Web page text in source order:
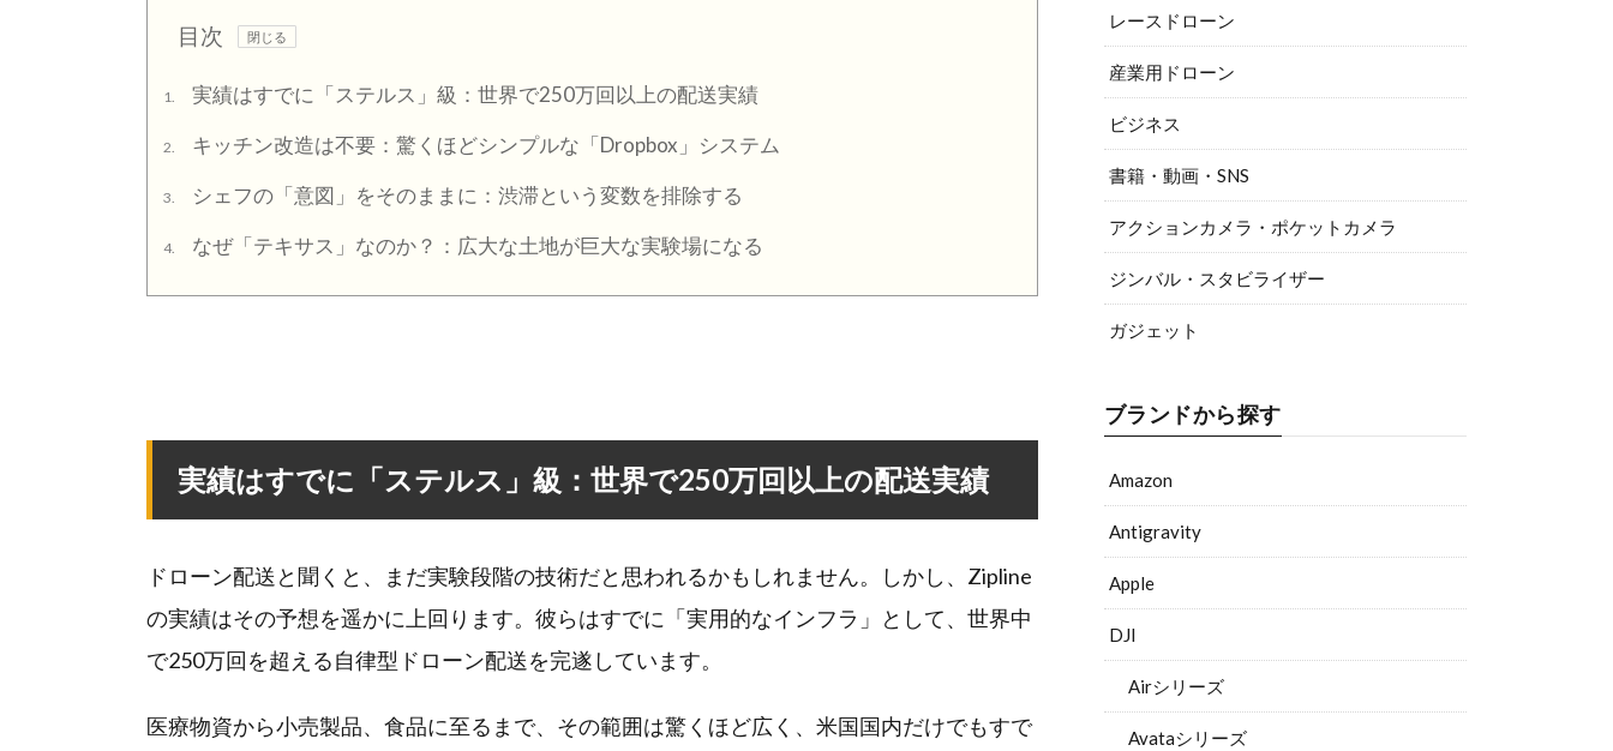
目次
1. 実績はすでに「ステルス」級：世界で250万回以上の配送実績
2. キッチン改造は不要：驚くほどシンプルな「Dropbox」システム
3. シェフの「意図」をそのままに：渋滞という変数を排除する
4. なぜ「テキサス」なのか？：広大な土地が巨大な実験場になる
実績はすでに「ステルス」級：世界で250万回以上の配送実績
ドローン配送と聞くと、まだ実験段階の技術だと思われるかもしれません。しかし、Zipline
の実績はその予想を遥かに上回ります。彼らはすでに「実用的なインフラ」として、世界中
で250万回を超える自律型ドローン配送を完遂しています。
医療物資から小売製品、食品に至るまで、その範囲は驚くほど広く、米国国内だけでもすで
レースドローン
産業用ドローン
ビジネス
書籍・動画・SNS
アクションカメラ・ポケットカメラ
ジンバル・スタビライザー
ガジェット
ブランドから探す
Amazon
Antigravity
Apple
DJI
Airシリーズ
Avataシリーズ